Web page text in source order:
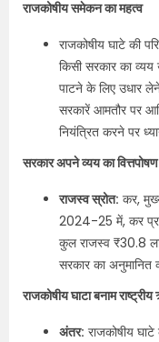
राजकोषीय समेकन का महत्व
राजकोषीय घाटे की
किसी सरकार का
पाटने के लिए उधार
सरकारें आमतौर पर
नियंत्रित करने पर
सरकार अपने व्यय का
राजस्व स्रोत: कर,
2024-25 में, कर
कुल राजस्व ₹30.8
सरकार का
राजकोषीय घाटा बनाम
अंतर: राजकोषीय